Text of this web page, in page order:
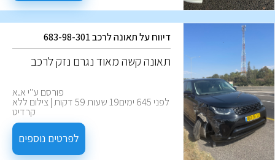
דיווח על תאונה לרכב 683-98-301
‏תאונה קשה מאוד נגרם נזק לרכב
פורסם ע''י א.א
לפני 645 ימים19 שעות 59 דקות | צילום ללא
קרדיט
לפרטים נוספים